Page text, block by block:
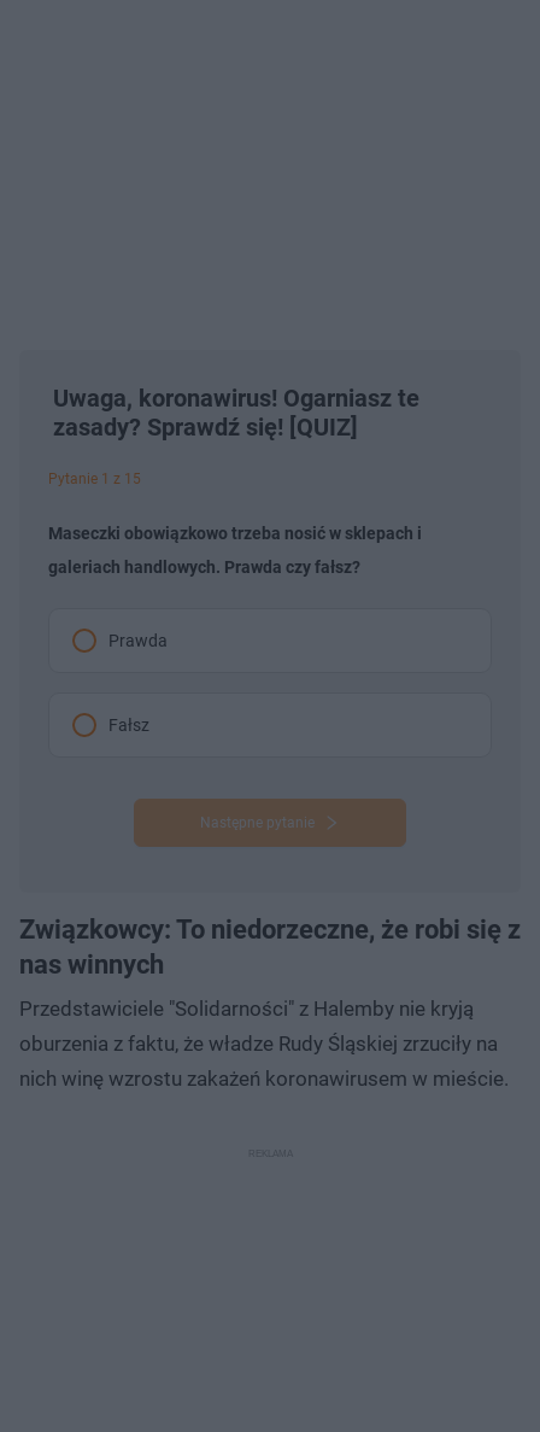
Uwaga, koronawirus! Ogarniasz te
zasady? Sprawdź się! [QUIZ]
Pytanie 1 z 15
Maseczki obowiązkowo trzeba nosić w sklepach i
galeriach handlowych. Prawda czy fałsz?
Prawda
Fałsz
Następne pytanie
Związkowcy: To niedorzeczne, że robi się z
nas winnych
Przedstawiciele "Solidarności" z Halemby nie kryją
oburzenia z faktu, że władze Rudy Śląskiej zrzuciły na
nich winę wzrostu zakażeń koronawirusem w mieście.